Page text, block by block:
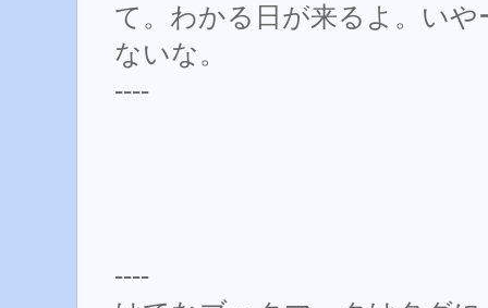
て。わかる日が来るよ。い
ないな。
----
----